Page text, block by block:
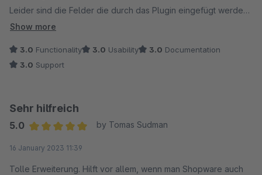
Leider sind die Felder die durch das Plugin eingefügt werden
viel zu groß, diese können zwar manuell wieder zusammen
Show more
3.0 Functionality 3.0 Usability 3.0 Documentation
3.0 Support
Sehr hilfreich
5.0
by Tomas Sudman
16 January 2023 11:39
Tolle Erweiterung. Hilft vor allem, wenn man Shopware auch